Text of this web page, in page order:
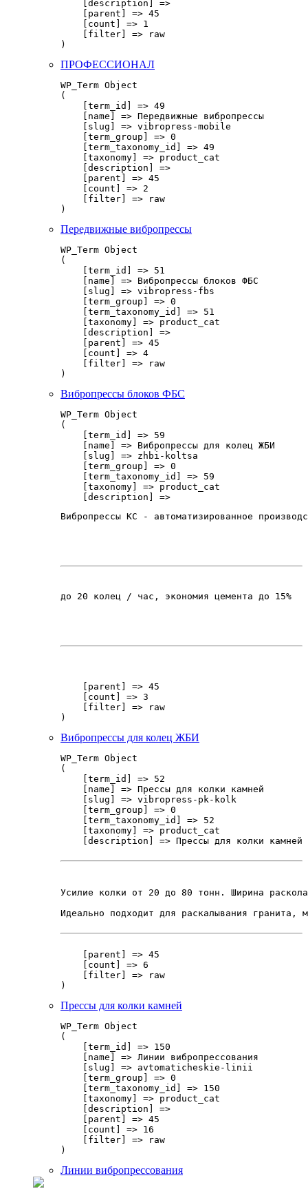
    [description] =>
    [parent] => 45
    [count] => 1
    [filter] => raw
ПРОФЕССИОНАЛ
WP_Term Object
(
    [term_id] => 49
    [name] => Передвижные вибропрессы
    [slug] => vibropress-mobile
    [term_group] => 0
    [term_taxonomy_id] => 49
    [taxonomy] => product_cat
    [description] =>
    [parent] => 45
    [count] => 2
    [filter] => raw
Передвижные вибропрессы
WP_Term Object
(
    [term_id] => 51
    [name] => Вибропрессы блоков ФБС
    [slug] => vibropress-fbs
    [term_group] => 0
    [term_taxonomy_id] => 51
    [taxonomy] => product_cat
    [description] =>
    [parent] => 45
    [count] => 4
    [filter] => raw
Вибропрессы блоков ФБС
WP_Term Object
(
    [term_id] => 59
    [name] => Вибропрессы для колец ЖБИ
    [slug] => zhbi-koltsa
    [term_group] => 0
    [term_taxonomy_id] => 59
    [taxonomy] => product_cat
    [description] =>
Вибропрессы КС - автоматизированное
до 20 колец / час, экономия цемента до 15%
    [parent] => 45
    [count] => 3
    [filter] => raw
Вибропрессы для колец ЖБИ
WP_Term Object
(
    [term_id] => 52
    [name] => Прессы для колки камней
    [slug] => vibropress-pk-kolk
    [term_group] => 0
    [term_taxonomy_id] => 52
    [taxonomy] => product_cat
[description] => Прессы для колки
Усилие колки от 20 до 80 тонн. Ширина
Идеально подходит для раскалывания гранита,
    [parent] => 45
    [count] => 6
    [filter] => raw
Прессы для колки камней
WP_Term Object
(
    [term_id] => 150
    [name] => Линии вибропрессования
    [slug] => avtomaticheskie-linii
    [term_group] => 0
    [term_taxonomy_id] => 150
    [taxonomy] => product_cat
    [description] =>
    [parent] => 45
    [count] => 16
    [filter] => raw
Линии вибропрессования